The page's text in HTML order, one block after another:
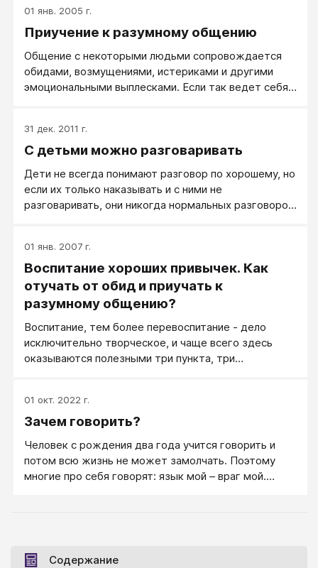
данных. Большинство психологов утверждают, что
у человека существует особая потребность в
определяют, либо формулируют тавтологически,
как «стремление к общению», «желание быть
вместе». При этом остается невыясненным, почему
быть вместе.
01 янв. 2005 г.
Приучение к разумному общению
Общение с некоторыми людьми сопровождается
обидами, возмущениями, истериками и другими
эмоциональными выплесками. Если так ведет себя
вас три возможности сделать общение между вами
более разумным: задать формат, обсудить
разумного общения.
31 дек. 2011 г.
С детьми можно разговаривать
Дети не всегда понимают разговор по хорошему, но
если их только наказывать и с ними не
разговаривать, они никогда нормальных разговоров
01 янв. 2007 г.
Воспитание хороших привычек. Как
отучать от обид и приучать к
разумному общению?
Воспитание, тем более перевоспитание - дело
исключительно творческое, и чаще всего здесь
оказываются полезными три пункта, три
01 окт. 2022 г.
Зачем говорить?
Человек с рождения два года учится говорить и
потом всю жизнь не может замолчать. Поэтому
многие про себя говорят: язык мой – враг мой.
Содержание